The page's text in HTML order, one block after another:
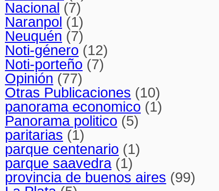
Nacional (7)
Naranpol (1)
Neuquén (7)
Noti-género (12)
Noti-porteño (7)
Opinión (77)
Otras Publicaciones (10)
panorama economico (1)
Panorama politico (5)
paritarias (1)
parque centenario (1)
parque saavedra(1)
provincia de buenos aires (99)